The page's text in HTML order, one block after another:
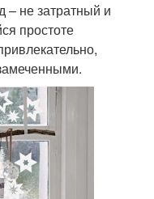
– не затратный и
простоте